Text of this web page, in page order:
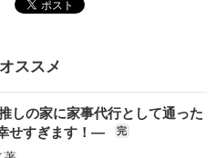
ススメ
しの家に家事代行として通った
せすぎます！―
完